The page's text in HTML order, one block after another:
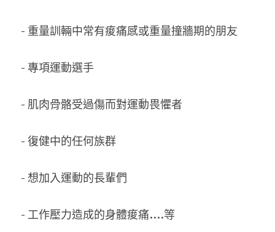
- 重量訓輛中常有痠痛感或重量撞牆期的朋友
- 專項運動選手
- 肌肉骨骼受過傷而對運動畏懼者
- 復健中的任何族群
- 想加入運動的長輩們
- 工作壓力造成的身體痠痛....等